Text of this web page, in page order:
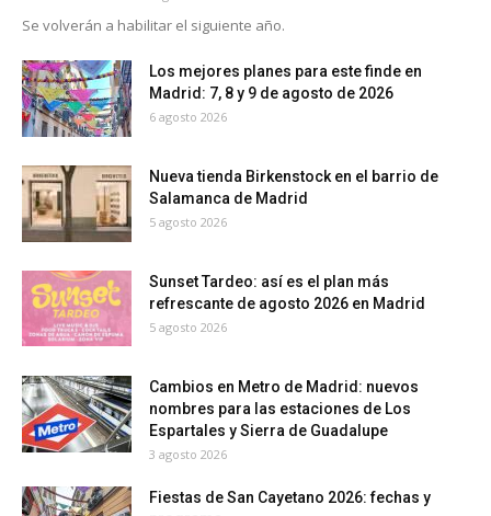
Se volverán a habilitar el siguiente año.
Los mejores planes para este finde en
Madrid: 7, 8 y 9 de agosto de 2026
6 agosto 2026
Nueva tienda Birkenstock en el barrio de
Salamanca de Madrid
5 agosto 2026
Sunset Tardeo: así es el plan más
refrescante de agosto 2026 en Madrid
5 agosto 2026
Cambios en Metro de Madrid: nuevos
nombres para las estaciones de Los
Espartales y Sierra de Guadalupe
3 agosto 2026
Fiestas de San Cayetano 2026: fechas y